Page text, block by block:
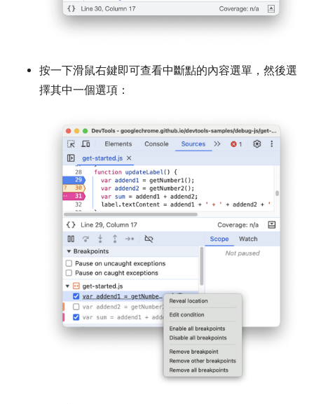
按一下滑鼠右鍵即可查看中斷點的內容選單，然後選
擇其中一個選項：